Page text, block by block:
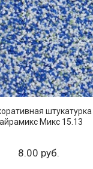
штукатурка
Микс 15.13
8.00 руб.